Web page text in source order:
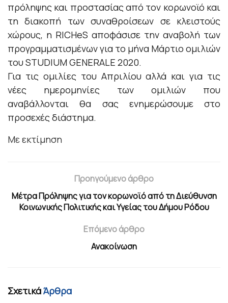
πρόληψης και προστασίας από τον κορωνοϊό και
τη διακοπή των συναθροίσεων σε κλειστούς
χώρους, η RICHeS αποφάσισε την αναβολή των
προγραμματισμένων για το μήνα Μάρτιο ομιλιών
του STUDIUM GENERALE 2020.
Για τις ομιλίες του Απριλίου αλλά και για τις
νέες ημερομηνίες των ομιλιών που
αναβάλλονται θα σας ενημερώσουμε στο
προσεχές διάστημα.
Με εκτίμηση
Προηγούμενο άρθρο
Μέτρα Πρόληψης για τον κορωνοϊό από τη Διεύθυνση
Κοινωνικής Πολιτικής και Υγείας του Δήμου Ρόδου
Επόμενο άρθρο
Ανακοίνωση
ΣχετικάΆρθρα